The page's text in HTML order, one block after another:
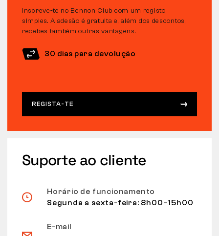
Inscreve-te no Bennon Club com um registo
simples. A adesão é gratuita e, além dos descontos,
recebes também outras vantagens.
30 dias para devolução
REGISTA-TE
Suporte ao cliente
Horário de funcionamento
Segunda a sexta-feira: 8h00–15h00
E-mail